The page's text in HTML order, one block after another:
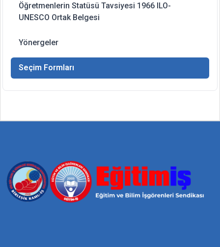
Öğretmenlerin Statüsü Tavsiyesi 1966 ILO-
UNESCO Ortak Belgesi
Yönergeler
Seçim Formları